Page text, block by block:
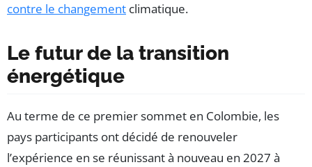
contre le changement climatique.
Le futur de la transition
énergétique
Au terme de ce premier sommet en Colombie, les
pays participants ont décidé de renouveler
l’expérience en se réunissant à nouveau en 2027 à